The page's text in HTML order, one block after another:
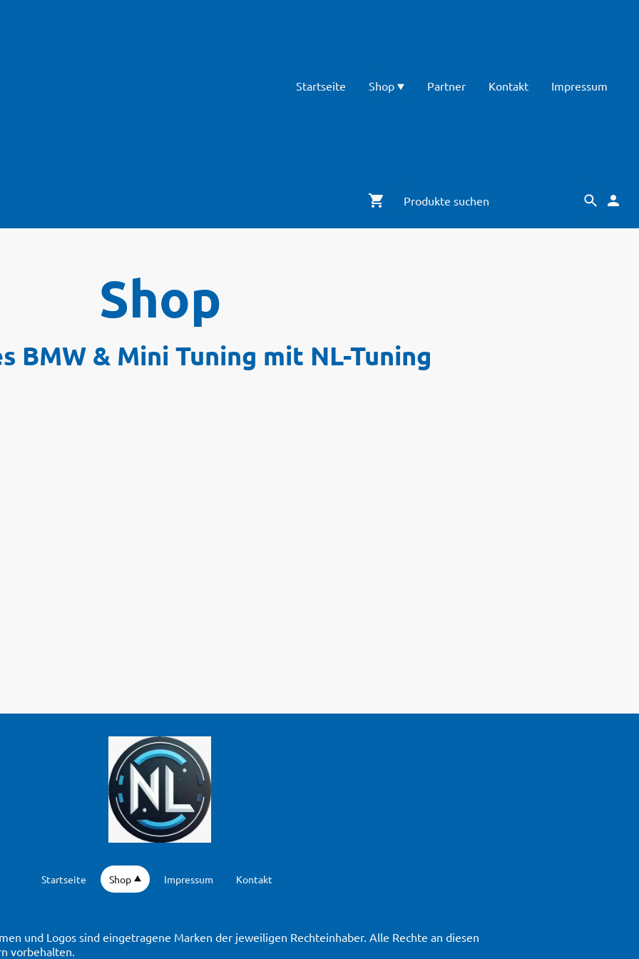
Startseite Shop Partner Kontakt Impressum
Shop
BMW & Mini Tuning mit NL-Tuning
Startseite Shop Impressum Kontakt
und Logos sind eingetragene Marken der jeweiligen Rechteinhaber. Alle Rechte an diesen
vorbehalten.